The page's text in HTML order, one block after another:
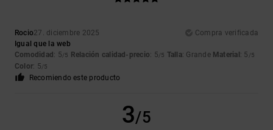
Rocio27. diciembre 2025
Compra verificada
Igual que la web
Comodidad : 5/5 Relación calidad-precio: 5/5 Talla: Grande Material : 5 /5
Color: 5/5
Recomiendo este producto
3/5